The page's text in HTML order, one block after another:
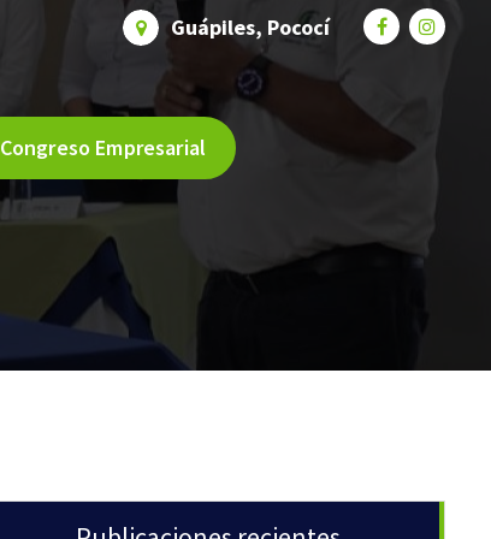
Guápiles, Pococí
Congreso Empresarial